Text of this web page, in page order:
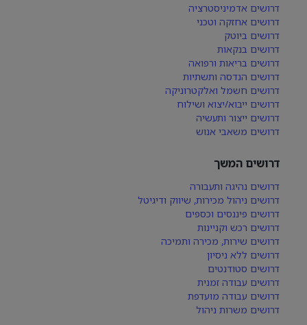
דרושים אדמיניסטרציה
דרושים אחזקה וטכני
דרושים ביוטק
דרושים בנקאות
דרושים בריאות ורפואה
דרושים הנדסה ותשתיות
דרושים חשמל ואלקטרוניקה
דרושים ייבוא/יצוא ושילוח
דרושים ייצור ותעשיה
דרושים משאבי אנוש
דרושים המשך
דרושים נהיגה ותעבורה
דרושים ניהול מכירות, שיווק ודיגיטל
דרושים פיננסים וכספים
דרושים רכש וקניינות
דרושים שירות, מכירה ותמיכה
דרושים ללא ניסיון
דרושים סטודנטים
דרושים עבודה זמנית
דרושים עבודה מועדפת
דרושים משרות ניהול